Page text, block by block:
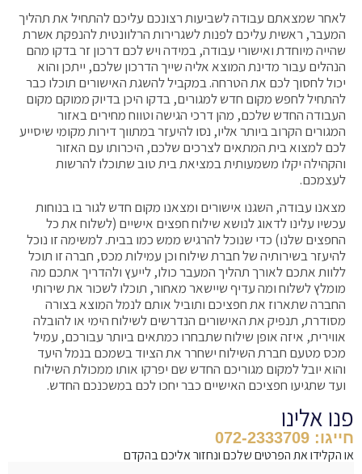
לאחר שמצאתם עבודה לשביעות רצונכם עליכם להתחיל את תהליך
המעבר, ראשית עליכם לפנות לשגרירות הרלוונטית להנפקת אשרת
שהייה מיוחדת ואישורי עבודה, במידה ויש לכם דרכון זר בדקו מהם
הנהלים עבור מדינת המוצא אליה שייך הדרכון שלכם, ייתכן והוא
יכול לחסוך לכם את הטרחה. במקביל להשגת האישורים תוכלו כבר
להתחיל לחפש מקום חדש למגורים, בדקו היכן בדיוק ממוקם מקום
העבודה החדש שלכם, מהן דרכי הגישה וטווח מחירים באזור
המגורים הקרוב ביותר אליו, נסו להיעזר במתווך דירות מקומי שיסייע
לכם למצוא בית המתאים לצרכים שלכם, היכרותו עם האזור
והקהילה יקלו משמעותית במציאת בית טוב שתוכלו להרשות
לעצמכם.
מצאנו עבודה, השגנו אישורים ומצאנו מקום חדש לגור בו בנוחות
עכשיו עלינו לדאוג לנושא שילוח חפצים אישיים (לשלוח את כל
החפצים שלנו) כדי שנוכל להרגיש ממש כמו בבית. למשימה זו נוכל
להיעזר בשירותיה של חברת שילוח וכן עמילות מכס, חברה זו תוכל
ללוות אתכם לאורך תהליך המעבר כולו, לייעץ ולהדריך אתכם מה
מומלץ לשלוח ומה עדיף שיישאר מאחור, תוכלו לשכור את שירותי
החברה שתארוז את חפציכם ותוביל אותם לנמל המוצא בצורה
מסודרת, תנפיק את האישורים הנדרשים לשילוח הימי או להובלה
אווירית, איזה אופן שילוח שתבחרו כמתאים ביותר עבורכם, עמיל
מכס מטעם חברת השילוח ישחרר את הציוד בשמכם בנמל היעד
והוא יובל למקום מגוריכם החדש שם יפרקו אותו ממכולת השילוח
ועד שתגיעו חפציכם האישיים כבר יחכו לכם במשכנכם החדש.
פנו אלינו
חייגו: 072-2333709
או הקלידו את הפרטים שלכם ונחזור אליכם בהקדם